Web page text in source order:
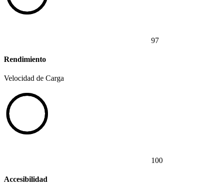
97
Rendimiento
Velocidad de Carga
100
Accesibilidad